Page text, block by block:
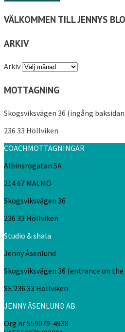
VÄLKOMMEN TILL JENNYS
ARKIV
Arkiv
MOTTAGNING
Skogsviksvägen 36 (ingång
236 33 Höllviken
COACHMOTTAGNINGAR
Albinsrogatan 5A
214 67 MALMÖ
Skogsviksvägen 36
236 33 Höllviken
Studio & shala
Jenny Åsenlund
Skogsviksvägen 36 (entrance on the
SE:236 33 Höllviken
JENNY ÅSENLUND AB
Org nr 559079-4938